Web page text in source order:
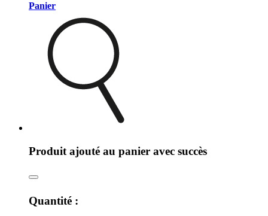
Panier
Produit ajouté au panier avec succès
Quantité :